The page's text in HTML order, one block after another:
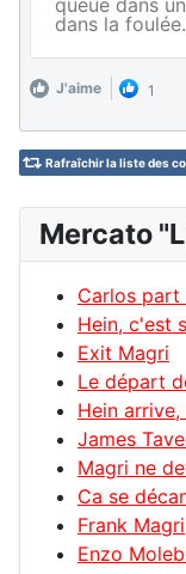
queue dans
dans la foulée.
J'aime 1
Rafraîchir la liste des
Mercato
Carlos part
Hein, c'est
Exit Magri
Le départ
Hein
James
Magri ne
Ca se
Frank Magri
Enzo